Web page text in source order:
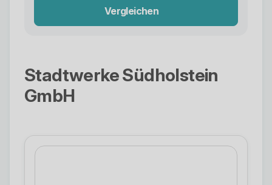
Vergleichen
Stadtwerke Südholstein
GmbH